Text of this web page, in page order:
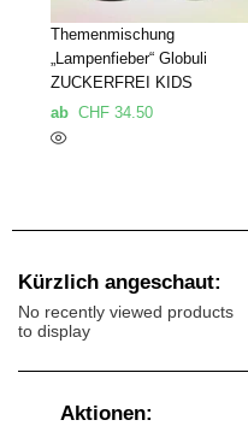
Themenmischung
„Lampenfieber“ Globuli
ZUCKERFREI KIDS
ab CHF 34.50
Kürzlich angeschaut:
No recently viewed products
to display
Aktionen: